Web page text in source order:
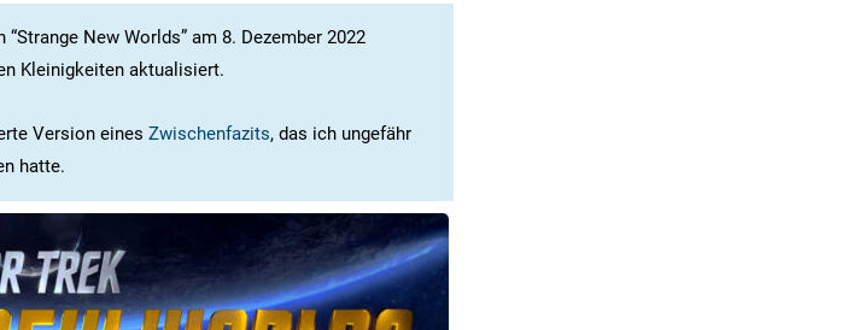
New Worlds” am 8. Dezember 2022
Kleinigkeiten aktualisiert.
Version eines Zwischenfazits, das ich ungefähr
hatte.